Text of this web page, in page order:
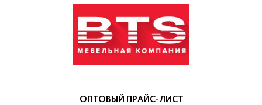
ОПТОВЫЙ ПРАЙС-ЛИСТ